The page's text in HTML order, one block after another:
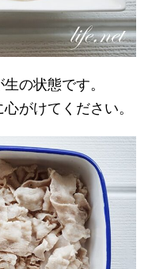
の状態です。
がけてください。